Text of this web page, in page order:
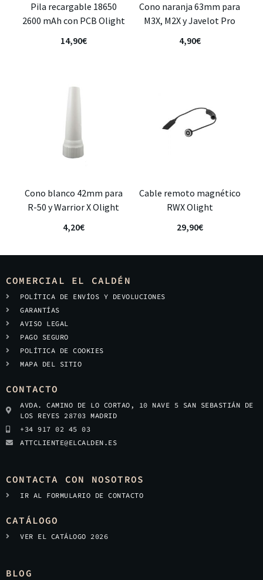
Pila recargable 18650
2600 mAh con PCB Olight
14,90€
Cono naranja 63mm para
M3X, M2X y Javelot Pro
4,90€
Cono blanco 42mm para
R-50 y Warrior X Olight
4,20€
Cable remoto magnético
RWX Olight
29,90€
COMERCIAL EL CALDÉN
POLÍTICA DE ENVÍOS Y DEVOLUCIONES
GARANTÍAS
AVISO LEGAL
PAGO SEGURO
POLÍTICA DE COOKIES
MAPA DEL SITIO
CONTACTO
AVDA. CAMINO DE LO CORTAO, 10 NAVE 5 SAN SEBASTIÁN DE
LOS REYES 28703 MADRID
+34 917 02 45 03
ATTCLIENTE@ELCALDEN.ES
CONTACTA CON NOSOTROS
IR AL FORMULARIO DE CONTACTO
CATÁLOGO
VER EL CATÁLOGO 2026
BLOG